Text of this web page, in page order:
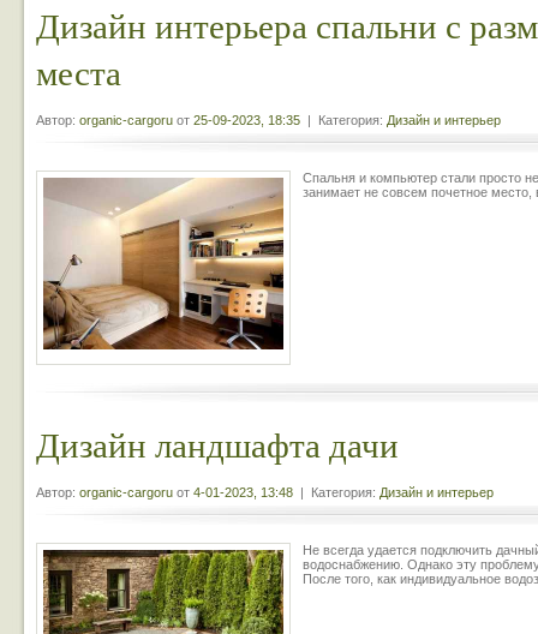
Дизайн интерьера спальни с
места
Автор: organic-cargoru от 25-09-2023, 18:35 | Категория: Дизайн и интерьер
Спальня и компьютер стали просто
занимает не совсем почетное место,
Дизайн ландшафта дачи
Автор: organic-cargoru от 4-01-2023, 13:48 | Категория: Дизайн и интерьер
Не всегда удается подключить
водоснабжению. Однако эту
После того, как индивидуальное